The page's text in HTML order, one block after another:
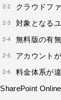
クラウドフ
対象となる
無料版の有無
アカウント
料金体系が
SharePoint